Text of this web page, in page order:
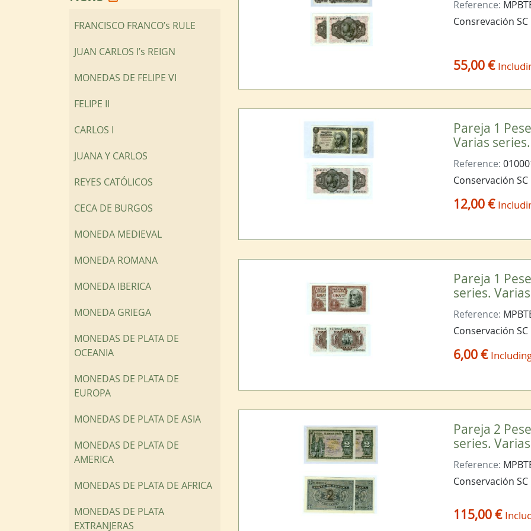
FRANCISCO FRANCO’s RULE
JUAN CARLOS I’s REIGN
MONEDAS DE FELIPE VI
FELIPE II
CARLOS I
JUANA Y CARLOS
REYES CATÓLICOS
CECA DE BURGOS
MONEDA MEDIEVAL
MONEDA ROMANA
MONEDA IBERICA
MONEDA GRIEGA
MONEDAS DE PLATA DE
OCEANIA
MONEDAS DE PLATA DE
EUROPA
MONEDAS DE PLATA DE ASIA
MONEDAS DE PLATA DE
AMERICA
MONEDAS DE PLATA DE AFRICA
MONEDAS DE PLATA
EXTRANJERAS
Reference:
Consrevación SC
55,00 €
Pareja 1
Varias
Reference:
Conservación SC
12,00 €
Pareja 1
series.
Reference:
Conservación SC
6,00 €
Pareja 2
series.
Reference:
Conservación SC
115,00 €